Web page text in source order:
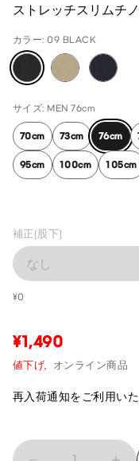
ストレッチスリムチ
カラー: 09 BLACK
サイズ: MEN 76cm
70cm 73cm 76cm
95cm 100cm 105cm
補正(股下)
なし
¥0
¥1,490
値下げ, オンライン商品
再入荷通知をご利用い